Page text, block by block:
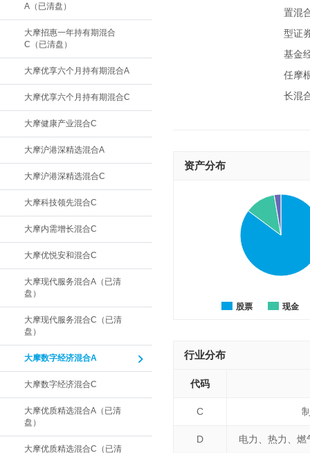
A（已清盘）
大摩招惠一年持有期混合
C（已清盘）
大摩优享六个月持有期混合A
大摩优享六个月持有期混合C
大摩健康产业混合C
大摩沪港深精选混合A
大摩沪港深精选混合C
大摩科技领先混合C
大摩内需增长混合C
大摩优悦安和混合C
大摩现代服务混合A（已清
盘）
大摩现代服务混合C（已清
盘）
大摩数字经济混合A
大摩数字经济混合C
大摩优质精选混合A（已清
盘）
大摩优质精选混合C（已清
置混
型证
基金
任摩
长混
资产分布
股票 现金
行业分布
代码
C
D 电力、热力、